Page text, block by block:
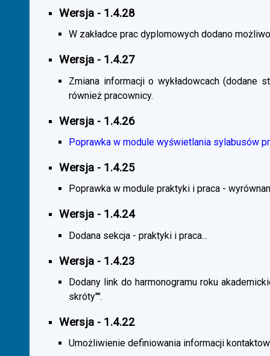
Wersja - 1.4.28
W zakładce prac dyplomowych dodano
Wersja - 1.4.27
Zmiana informacji o wykładowcach (dodane
również pracownicy.
Wersja - 1.4.26
Poprawka w module wyświetlania sylabusów
Wersja - 1.4.25
Poprawka w module praktyki i praca -
Wersja - 1.4.24
Dodana sekcja - praktyki i praca...
Wersja - 1.4.23
Dodany link do harmonogramu roku
skróty"".
Wersja - 1.4.22
Umożliwienie definiowania informacji